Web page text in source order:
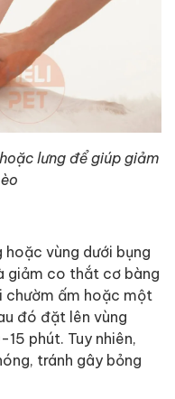
lưng để giúp giảm
hoặc vùng dưới bụng
giảm co thắt cơ bàng
chườm ấm hoặc một
đó đặt lên vùng
phút. Tuy nhiên,
tránh gây bỏng